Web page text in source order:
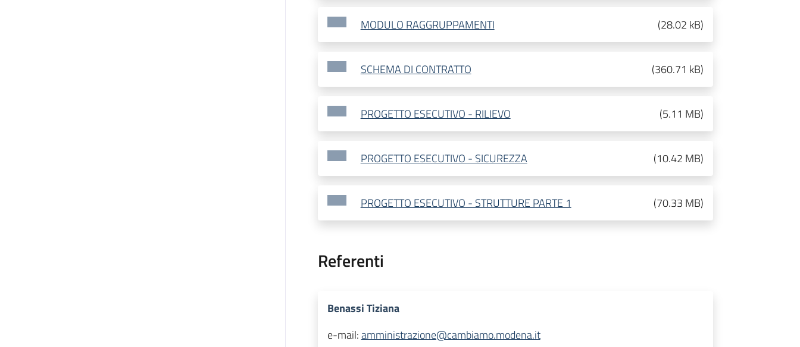
MODULO RAGGRUPPAMENTI (28.02 kB)
SCHEMA DI CONTRATTO (360.71 kB)
PROGETTO ESECUTIVO - RILIEVO (5.11 MB)
PROGETTO ESECUTIVO - SICUREZZA (10.42 MB)
PROGETTO ESECUTIVO - STRUTTURE PARTE 1 (70.33 MB)
Referenti
Benassi Tiziana
e-mail:amministrazione@cambiamo.modena.it